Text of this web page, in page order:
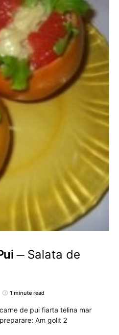
Salata de
1 minute read
de pui fiarta telina mar
Am golit 2